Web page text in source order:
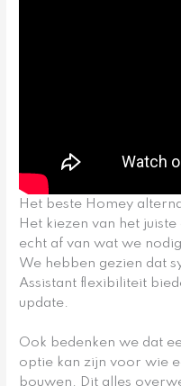
Het beste Homey
Het kiezen van het
echt af van wat we
We hebben gezien dat
Assistant flexibiliteit
update.
Ook bedenken we dat
optie kan zijn voor wie
bouwen. Dit alles